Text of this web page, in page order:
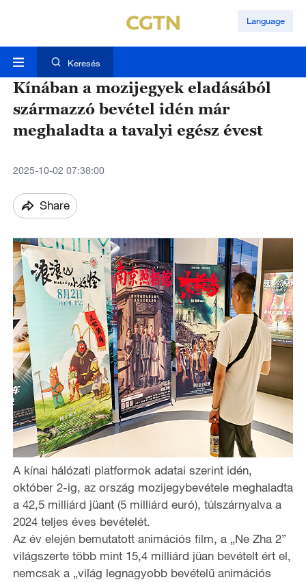
Language
Keresés
Kínában a mozijegyek eladásából
származzó bevétel idén már
meghaladta a tavalyi egész évest
2025-10-02 07:38:00
Share
A kínai hálózati platformok adatai szerint idén,
október 2-ig, az ország mozijegybevétele meghaladta
a 42,5 milliárd jüant (5 milliárd euró), túlszárnyalva a
2024 teljes éves bevételét.
Az év elején bemutatott animációs film, a „Ne Zha 2”
világszerte több mint 15,4 milliárd jüan bevételt ért el,
nemcsak a „világ legnagyobb bevételű animációs